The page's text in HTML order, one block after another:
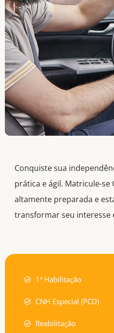
Pabx : 11
E-mail:
Conquiste sua
prática e ágil. Matricule-se
altamente preparada e
transformar seu interesse
1ª Habilitação
CNH Especial (PCD)
Reabilitação